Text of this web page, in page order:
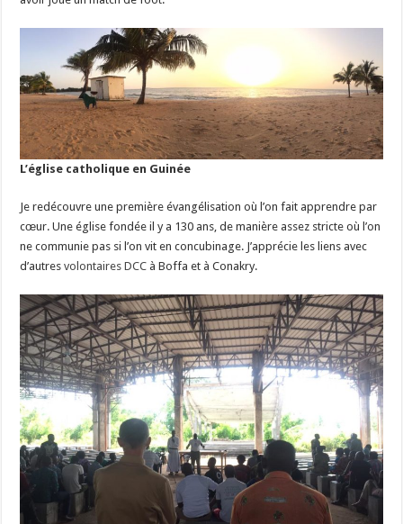
L’église catholique en Guinée
Je redécouvre une première évangélisation où l’on fait apprendre par
cœur. Une église fondée il y a 130 ans, de manière assez stricte où l’on
ne communie pas si l’on vit en concubinage. J’apprécie les liens avec
d’autresvolontaires DCC à Boffa et à Conakry.